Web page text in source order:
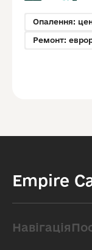
Опалення:
Ремонт:
Empire
Навігація